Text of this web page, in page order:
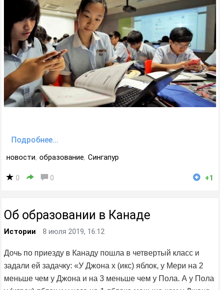
Подробнее...
новости, образование, Сингапур
0 0 +1
Об образовании в Канаде
Истории 8 июля 2019, 16:12
Дочь по приезду в Канаду пошла в четвертый класс и
задали ей задачку: «У Джона х (икс) яблок, у Мери на 2
меньше чем у Джона и на 3 меньше чем у Пола. А у Пола